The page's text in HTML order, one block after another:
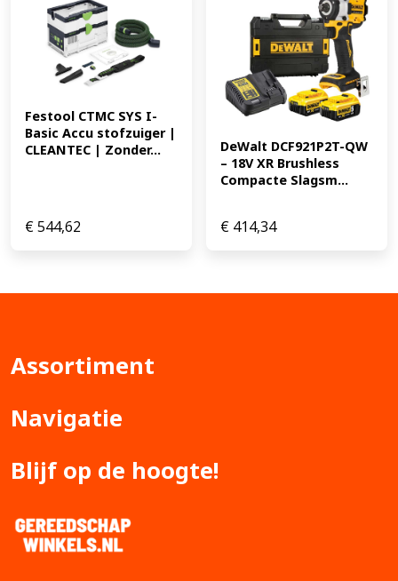
Festool CTMC SYS I-
Basic Accu stofzuiger |
CLEANTEC | Zonder...
€544,62
DeWalt DCF921P2T-QW
– 18V XR Brushless
Compacte Slagsm...
€ 414,34
Assortiment
Navigatie
Blijf op de hoogte!